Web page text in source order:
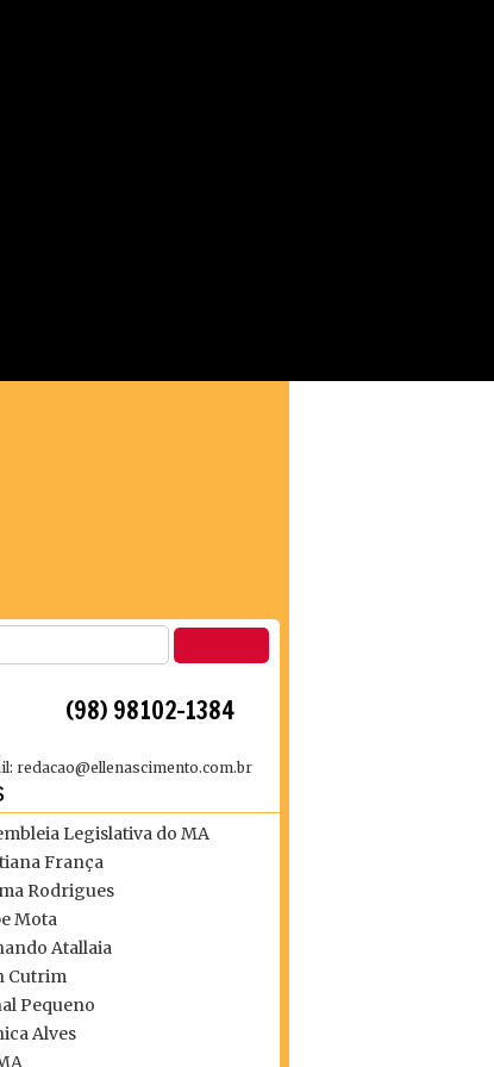
(98) 98102-1384
redacao@ellenascimento.com.br
Legislativa do MA
França
Rodrigues
Mota
Atallaia
Cutrim
Pequeno
Alves